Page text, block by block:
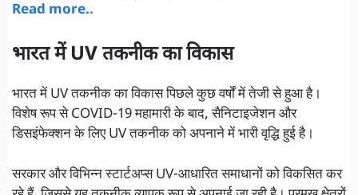
Read more..
भारत में UV तकनीक का विकास
भारत में UV तकनीक का विकास पिछले कुछ वर्षों में तेजी से हुआ है।
विशेष रूप से COVID-19 महामारी के बाद, सैनिटाइजेशन और
डिसइंफेक्शन के लिए UV तकनीक को अपनाने में भारी वृद्धि हुई है।
सरकार और विभिन्न स्टार्टअप्स UV-आधारित समाधानों को विकसित कर